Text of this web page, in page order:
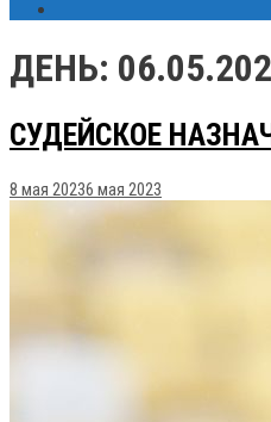
ДЕНЬ:
СУДЕЙСКОЕ
8 мая 20236 мая 2023